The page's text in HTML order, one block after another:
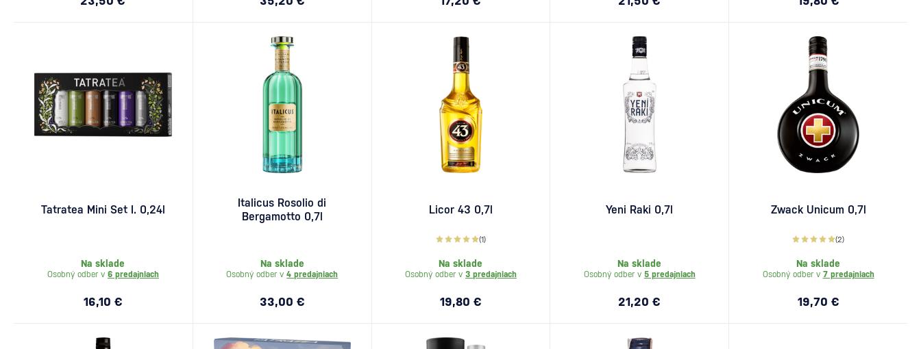
Tatratea Mini Set I. 0,24l
Na sklade
Osobný odber v 6 predajniach
16,10 €
Italicus Rosolio di
Bergamotto 0,7l
Na sklade
Osobný odber v4 predajniach
33,00 €
Licor 43 0,7l
(1)
Na sklade
Osobný odber v 3 predajniach
19,80 €
Yeni Raki 0,7l
Na sklade
Osobný odber v 5 predajniach
21,20 €
Zwack Unicum 0,7l
(2)
Na sklade
Osobný odber v 7 predajniach
19,70 €